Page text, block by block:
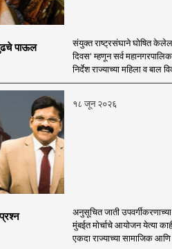
पाऊल
संयुक्त राष्ट्रसंघाने घोषित
दिवस' म्हणून सर्व
निर्देश राज्याच्या महिला व बाल
१८ जून २०२६
अनुसूचित जाती
मुंबईत मोर्चाचे आयोजन येत्या
एकदा राज्याच्या सामाजिक